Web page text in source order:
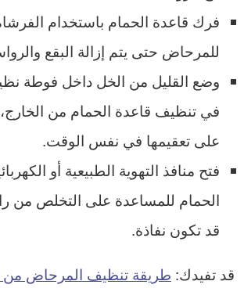
فرك قاعدة الحمام باستخدام
للمرحاض حتى يتم إزالة البقع
وضع القليل من الخل داخل فوطة
في تنظيف قاعدة الحمام من
على تعقيمها في نفس الوقت.
فتح منافذ التهوية الطبيعية أو
الحمام للمساعدة على التخلص من
قد تكون نفاذة.
قد تفيدك: طريقة تنظيف المرحاض